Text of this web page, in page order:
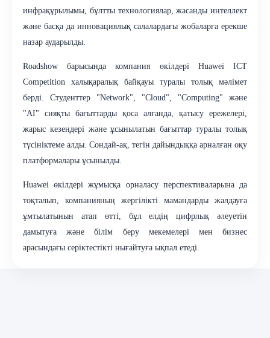
инфрақұрылымы, бұлтты технологиялар, жасанды интеллект
және басқа да инновациялық салалардағы жобаларға ерекше
назар аударылды.
Roadshow барысында компания өкілдері Huawei ICT
Competition халықаралық байқауы туралы толық мәлімет
берді. Студенттер "Network", "Cloud", "Computing" және
"AI" сияқты бағыттарды қоса алғанда, қатысу ережелері,
жарыс кезеңдері және ұсынылатын бағыттар туралы толық
түсініктеме алды. Сондай-ақ, тегін дайындыққа арналған оқу
платформалары ұсынылды.
Huawei өкілдері жұмысқа орналасу перспективаларына да
тоқталып, компанияның жергілікті мамандарды жалдауға
ұмтылатынын атап өтті, бұл елдің цифрлық әлеуетін
дамытуға және білім беру мекемелері мен бизнес
арасындағы серіктестікті нығайтуға ықпал етеді.